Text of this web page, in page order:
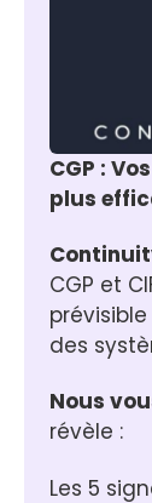
CGP :
plus
CGP et
des
Nous
révèle :
Les 5